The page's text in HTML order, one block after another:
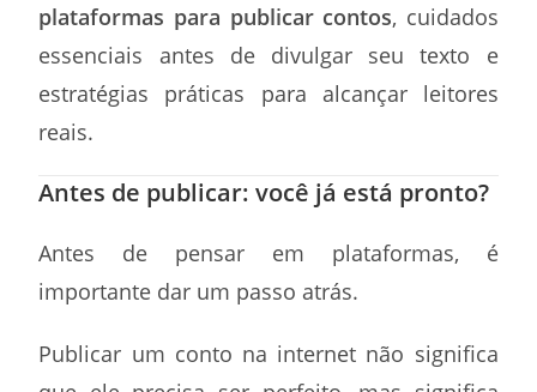
plataformas para publicar contos, cuidados
essenciais antes de divulgar seu texto e
estratégias práticas para alcançar leitores
reais.
Antes de publicar: você já está pronto?
Antes de pensar em plataformas, é
importante dar um passo atrás.
Publicar um conto na internet não significa